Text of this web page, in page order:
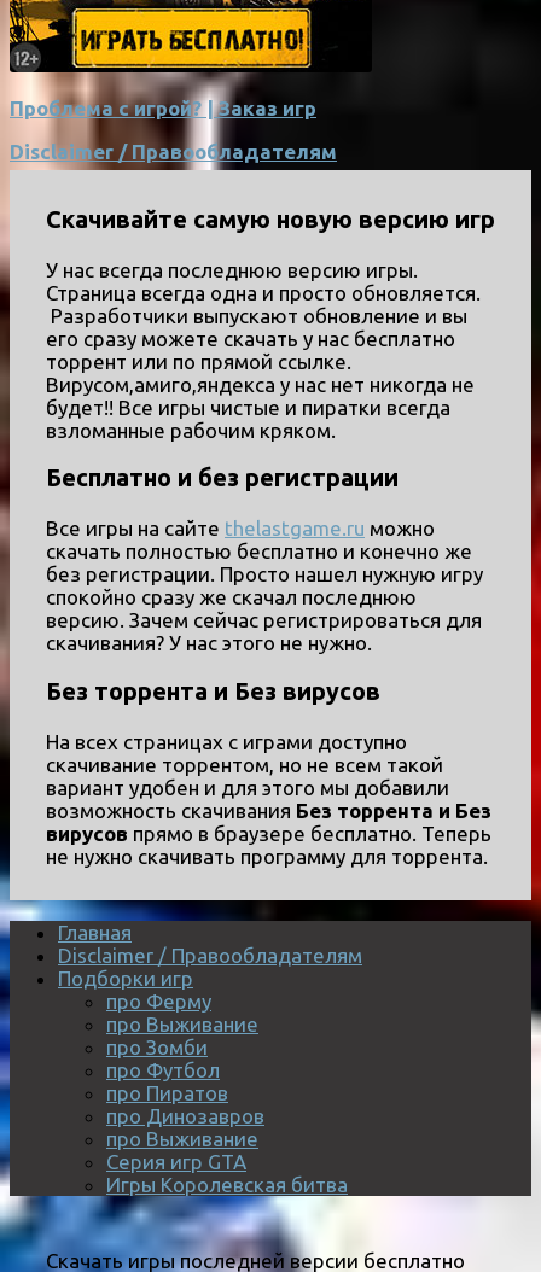
Проблема с игрой? | Заказ игр
Disclaimer / Правообладателям
Скачивайте самую новую версию игр
У нас всегда последнюю версию игры.
Страница всегда одна и просто обновляется.
Разработчики выпускают обновление и вы
его сразу можете скачать у нас бесплатно
торрент или по прямой ссылке.
Вирусом,амиго,яндекса у нас нет никогда не
будет!! Все игры чистые и пиратки всегда
взломанные рабочим кряком.
Бесплатно и без регистрации
Все игры на сайте thelastgame.ru можно
скачать полностью бесплатно и конечно же
без регистрации. Просто нашел нужную игру
спокойно сразу же скачал последнюю
версию. Зачем сейчас регистрироваться для
скачивания? У нас этого не нужно.
Без торрента и Без вирусов
На всех страницах с играми доступно
скачивание торрентом, но не всем такой
вариант удобен и для этого мы добавили
возможность скачивания Без торрента и Без
вирусов прямо в браузере бесплатно. Теперь
не нужно скачивать программу для торрента.
Главная
Disclaimer / Правообладателям
Подборки игр
про Ферму
про Выживание
про Зомби
про Футбол
про Пиратов
про Динозавров
про Выживание
Серия игр GTA
Игры Королевская битва
Скачать игры последней версии бесплатно